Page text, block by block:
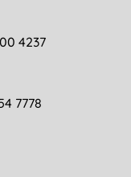
4237
7778